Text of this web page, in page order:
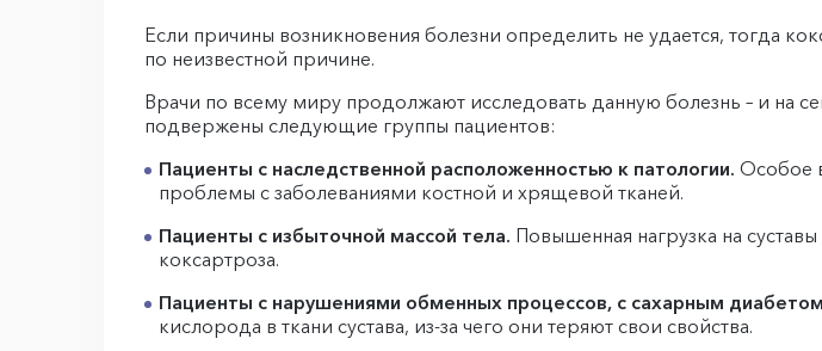
Если причины возникновения болезни определить не удается, тогда
по неизвестной причине.
Врачи по всему миру продолжают исследовать данную болезнь – и на
подвержены следующие группы пациентов:
Пациенты с наследственной расположенностью к патологии. Особое
проблемы с заболеваниями костной и хрящевой тканей.
Пациенты с избыточной массой тела. Повышенная нагрузка на
коксартроза.
Пациенты с нарушениями обменных процессов, с сахарным диабетом
кислорода в ткани сустава, из-за чего они теряют свои свойства.